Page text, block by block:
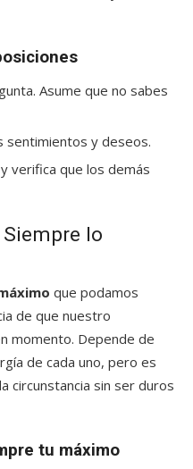
Asume que no sabes
sentimientos y deseos.
verifica que los demás
lo
que podamos
de que nuestro
momento. Depende de
de cada uno, pero es
circunstancia sin ser duros
tu máximo